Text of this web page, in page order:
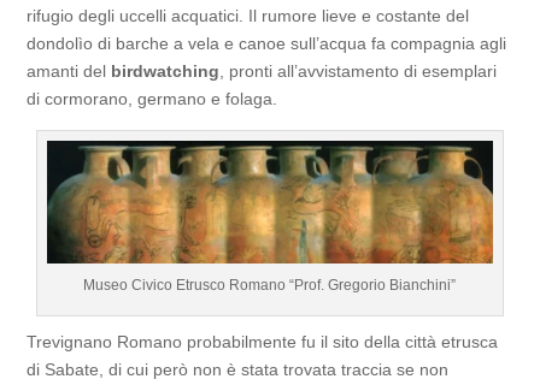
rifugio degli uccelli acquatici. Il rumore lieve e costante del
dondolìo di barche a vela e canoe sull’acqua fa compagnia agli
amanti del birdwatching, pronti all’avvistamento di esemplari
di cormorano, germano e folaga.
Museo Civico Etrusco Romano “Prof. Gregorio Bianchini”
Trevignano Romano probabilmente fu il sito della città etrusca
di Sabate, di cui però non è stata trovata traccia se non